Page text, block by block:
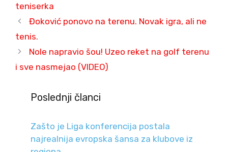
teniserka
Đoković ponovo na terenu. Novak igra, ali ne
tenis.
Nole napravio šou! Uzeo reket na golf terenu
i sve nasmejao (VIDEO)
Poslednji članci
Zašto je Liga konferencija postala
najrealnija evropska šansa za klubove iz